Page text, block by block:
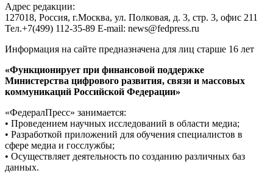
Адрес редакции:
127018, Россия, г.Москва, ул. Полковая, д. 3, стр. 3, офис 211
Тел.+7(499) 112-35-89 E-mail: news@fedpress.ru
Информация на сайте предназначена для лиц старше 16 лет
«Функционирует при финансовой поддержке
Министерства цифрового развития, связи и массовых
коммуникаций Российской Федерации»
«ФедералПресс» занимается:
• Проведением научных исследований в области медиа;
• Разработкой приложений для обучения специалистов в
сфере медиа и госслужбы;
• Осуществляет деятельность по созданию различных баз
данных.